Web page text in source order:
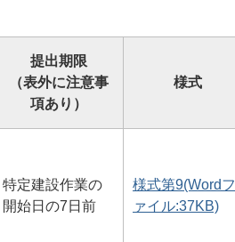
提出期限
（表外に注意事
項あり）
様式
特定建設作業の
開始日の7日前
様式第9(Wordフ
ァイル:37KB)